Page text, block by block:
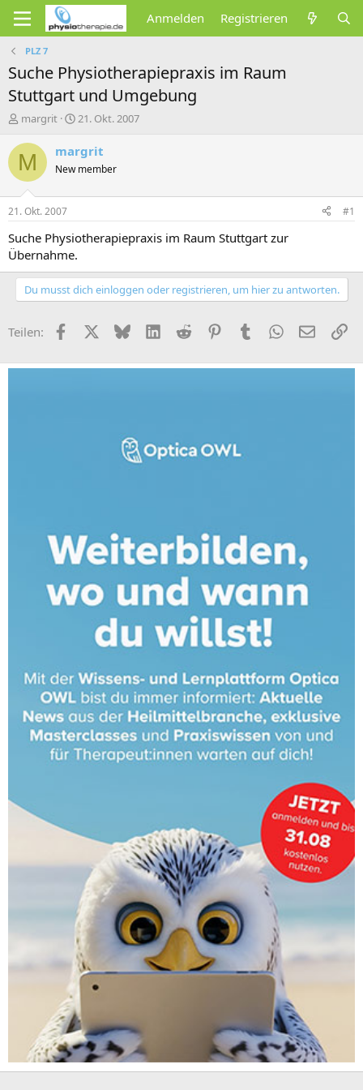
Anmelden Registrieren
PLZ 7
Suche Physiotherapiepraxis im Raum
Stuttgart und Umgebung
E
s
t
e
r
margrit
E
s
e
t
a
21. Okt. 2007
M margrit
New member
21. Okt. 2007 #1
Suche Physiotherapiepraxis im Raum Stuttgart zur
Übernahme.
Du musst dich einloggen oder registrieren, um hier zu antworten.
Teilen: FacebookX (Twitter)
BlueskyLinkedIn
Reddit PinterestTumblr WhatsApp
E-Mail